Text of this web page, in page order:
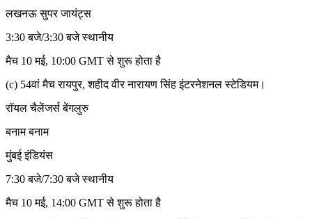
लखनऊ सुपर जायंट्स
3:30 बजे/3:30 बजे स्थानीय
मैच 10 मई, 10:00 GMT से शुरू होता है
(c) 54वां मैच रायपुर, शहीद वीर नारायण सिंह इंटरनेशनल स्टेडियम।
रॉयल चैलेंजर्स बेंगलुरु
बनाम बनाम
मुंबई इंडियंस
7:30 बजे/7:30 बजे स्थानीय
मैच 10 मई, 14:00 GMT से शुरू होता है